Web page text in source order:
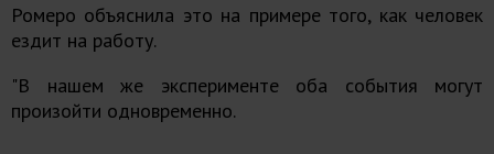
Ромеро объяснила это на примере того, как человек
ездит на работу.
"В нашем же эксперименте оба события могут
произойти одновременно.